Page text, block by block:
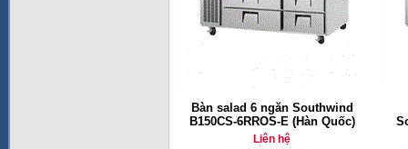
Bàn salad 6 ngăn Southwind
B150CS-6RROS-E (Hàn Quốc)
Liên hệ